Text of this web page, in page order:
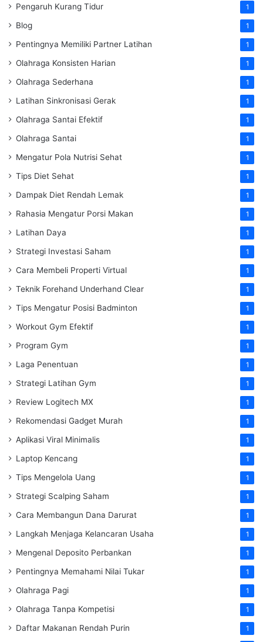
Pengaruh Kurang Tidur 1
Blog 1
Pentingnya Memiliki Partner Latihan 1
Olahraga Konsisten Harian 1
Olahraga Sederhana 1
Latihan Sinkronisasi Gerak 1
Olahraga Santai Efektif 1
Olahraga Santai 1
Mengatur Pola Nutrisi Sehat 1
Tips Diet Sehat 1
Dampak Diet Rendah Lemak 1
Rahasia Mengatur Porsi Makan 1
Latihan Daya 1
Strategi Investasi Saham 1
Cara Membeli Properti Virtual 1
Teknik Forehand Underhand Clear 1
Tips Mengatur Posisi Badminton 1
Workout Gym Efektif 1
Program Gym 1
Laga Penentuan 1
Strategi Latihan Gym 1
Review Logitech MX 1
Rekomendasi Gadget Murah 1
Aplikasi Viral Minimalis 1
Laptop Kencang 1
Tips Mengelola Uang 1
Strategi Scalping Saham 1
Cara Membangun Dana Darurat 1
Langkah Menjaga Kelancaran Usaha 1
Mengenal Deposito Perbankan 1
Pentingnya Memahami Nilai Tukar 1
Olahraga Pagi 1
Olahraga Tanpa Kompetisi 1
Daftar Makanan Rendah Purin 1